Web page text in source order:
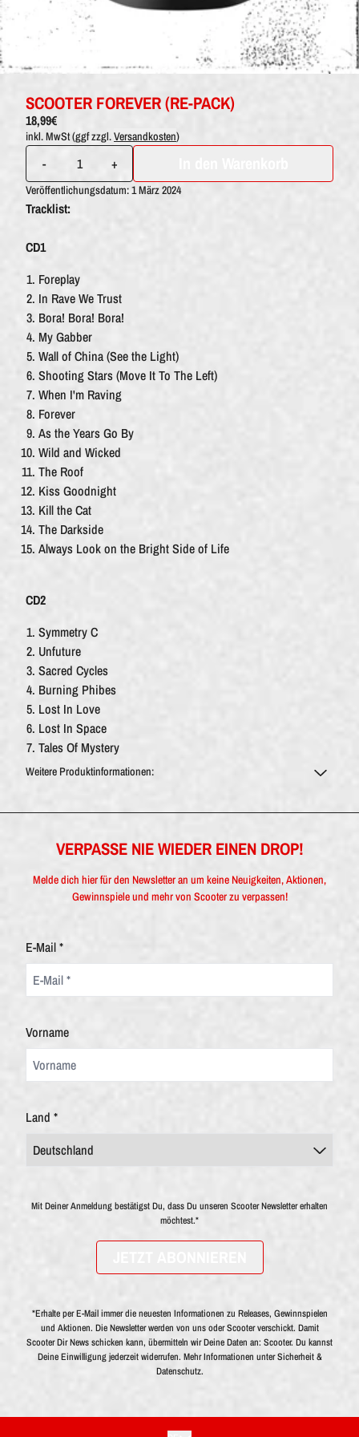
SCOOTER FOREVER (RE-PACK)
18,99€
inkl. MwSt (ggf zzgl.Versandkosten)
Anzahl
- +
Veröffentlichungsdatum: 1 März 2024
Tracklist:
CD1
Foreplay
In Rave We Trust
Bora! Bora! Bora!
My Gabber
Wall of China (See the Light)
Shooting Stars (Move It To The Left)
When I'm Raving
Forever
As the Years Go By
Wild and Wicked
The Roof
Kiss Goodnight
Kill the Cat
The Darkside
Always Look on the Bright Side of Life
CD2
Symmetry C
Unfuture
Sacred Cycles
Burning Phibes
Lost In Love
Lost In Space
Tales Of Mystery
Weitere Produktinformationen:
VERPASSE NIE WIEDER EINEN DROP!
Melde dich hier für den Newsletter an um keine Neuigkeiten, Aktionen,
Gewinnspiele und mehr von Scooter zu verpassen!
E-Mail *
Vorname
Land *
Mit Deiner Anmeldung bestätigst Du, dass Du unseren Scooter Newsletter erhalten
möchtest.*
*Erhalte per E-Mail immer die neuesten Informationen zu Releases, Gewinnspielen
und Aktionen. Die Newsletter werden von uns oder Scooter verschickt. Damit
Scooter Dir News schicken kann, übermitteln wir Deine Daten an: Scooter. Du kannst
Deine Einwilligung jederzeit widerrufen. Mehr Informationen unterSicherheit &
Datenschutz.